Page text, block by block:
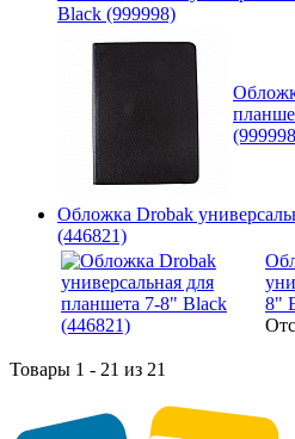
Black (999998)
Обложка Drobak
(446821)
8"
Товары 1 - 21 из 21